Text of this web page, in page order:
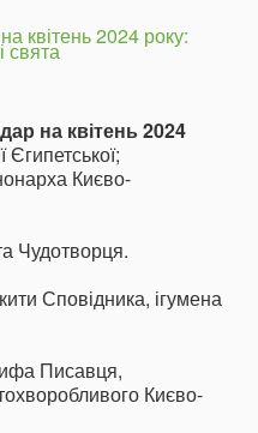
на квітень 2024
Єгипетської;
Києво-
Чудотворця.
Сповідника, ігумена
Писавця,
Києво-